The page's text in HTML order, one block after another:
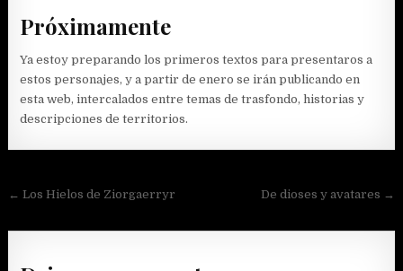
Próximamente
Ya estoy preparando los primeros textos para presentaros a
estos personajes, y a partir de enero se irán publicando en
esta web, intercalados entre temas de trasfondo, historias y
descripciones de territorios.
Navegación
de
← Los Hielos de Ziorgaerryr De dioses y avatares →